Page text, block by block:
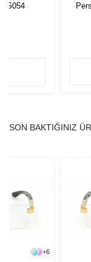
SON BAKTIĞINIZ
+6